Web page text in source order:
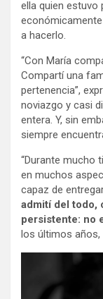
ella quien estuvo
a hacerlo.
“Con María
Compartí una
pertenencia”,
noviazgo y casi
entera. Y, sin
siempre
“Durante mucho
en muchos
capaz de
admití del todo,
persistente: no
los últimos